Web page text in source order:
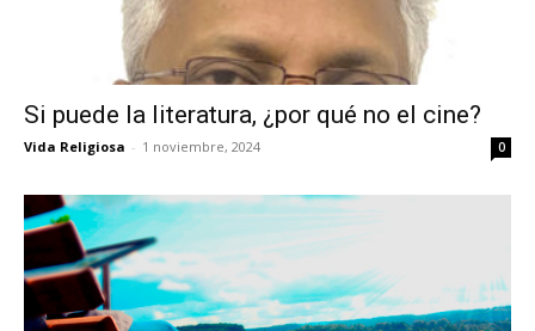
Si puede la literatura, ¿por qué no el cine?
Vida Religiosa - 1 noviembre, 2024 0